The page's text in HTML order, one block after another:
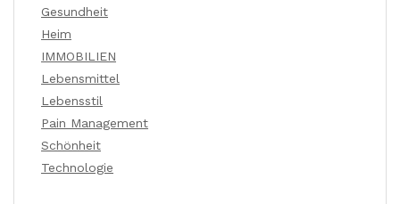
Gesundheit
Heim
IMMOBILIEN
Lebensmittel
Lebensstil
Pain Management
Schönheit
Technologie